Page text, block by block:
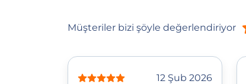
Müşteriler bizi şöyle değerlendiriyor
12 Şub 2026